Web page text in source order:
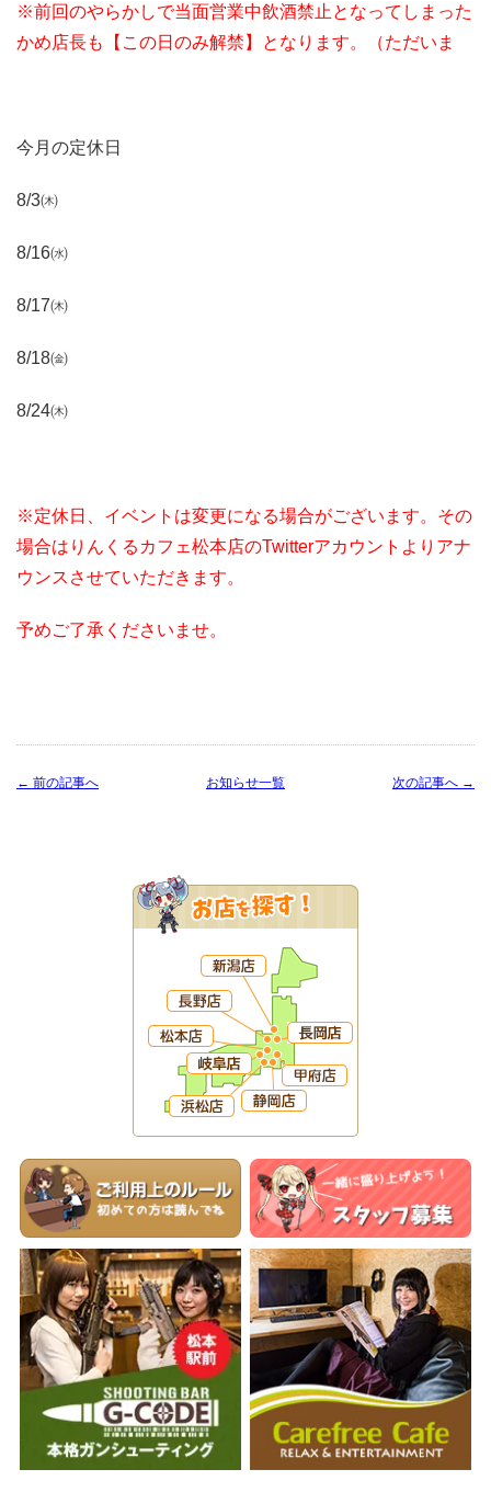
※前回のやらかしで当面営業中飲酒禁止となってしまった
かめ店長も【この日のみ解禁】となります。（ただいま
今月の定休日
8/3㈭
8/16㈬
8/17㈭
8/18㈮
8/24㈭
※定休日、イベントは変更になる場合がございます。その
場合はりんくるカフェ松本店のTwitterアカウントよりアナ
ウンスさせていただきます。
予めご了承くださいませ。
← 前の記事へ 次の記事へ →
お知らせ一覧